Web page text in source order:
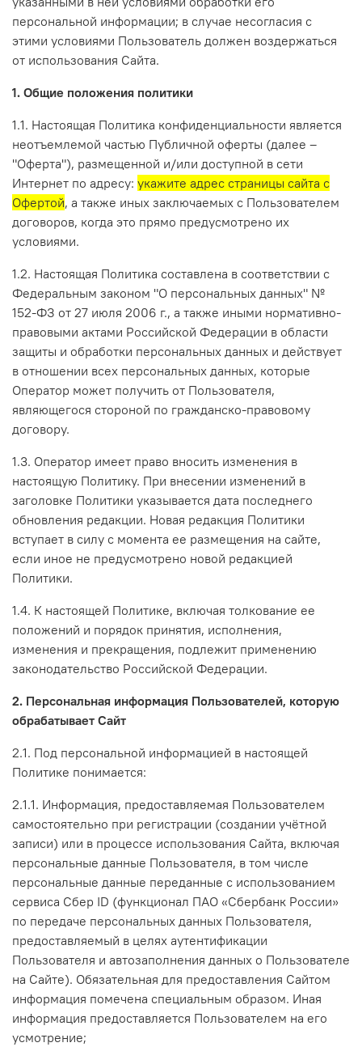
персональной информации; в случае несогласия с
этими условиями Пользователь должен воздержаться
от использования Сайта.
1. Общие положения политики
1.1. Настоящая Политика конфиденциальности является
неотъемлемой частью Публичной оферты (далее –
"Оферта"), размещенной и/или доступной в сети
Интернет по адресу: укажите адрес страницы сайта с
Офертой, а также иных заключаемых с Пользователем
договоров, когда это прямо предусмотрено их
условиями.
1.2. Настоящая Политика составлена в соответствии с
Федеральным законом "О персональных данных" №
152-ФЗ от 27 июля 2006 г., а также иными нормативно-
правовыми актами Российской Федерации в области
защиты и обработки персональных данных и действует
в отношении всех персональных данных, которые
Оператор может получить от Пользователя,
являющегося стороной по гражданско-правовому
договору.
1.3. Оператор имеет право вносить изменения в
настоящую Политику. При внесении изменений в
заголовке Политики указывается дата последнего
обновления редакции. Новая редакция Политики
вступает в силу с момента ее размещения на сайте,
если иное не предусмотрено новой редакцией
Политики.
1.4. К настоящей Политике, включая толкование ее
положений и порядок принятия, исполнения,
изменения и прекращения, подлежит применению
законодательство Российской Федерации.
2. Персональная информация Пользователей, которую
обрабатывает Сайт
2.1. Под персональной информацией в настоящей
Политике понимается:
2.1.1. Информация, предоставляемая Пользователем
самостоятельно при регистрации (создании учётной
записи) или в процессе использования Сайта, включая
персональные данные Пользователя, в том числе
персональные данные переданные с использованием
сервиса Сбер ID (функционал ПАО «Сбербанк России»
по передаче персональных данных Пользователя,
предоставляемый в целях аутентификации
Пользователя и автозаполнения данных о Пользователе
на Сайте). Обязательная для предоставления Сайтом
информация помечена специальным образом. Иная
информация предоставляется Пользователем на его
усмотрение;